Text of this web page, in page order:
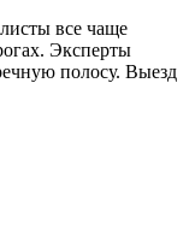
все чаще
Эксперты
полосу. Выезд